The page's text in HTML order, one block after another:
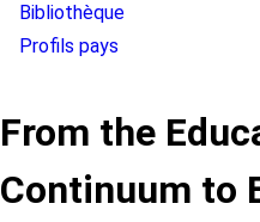
Bibliothèque
Profils pays
From the
Continuum to